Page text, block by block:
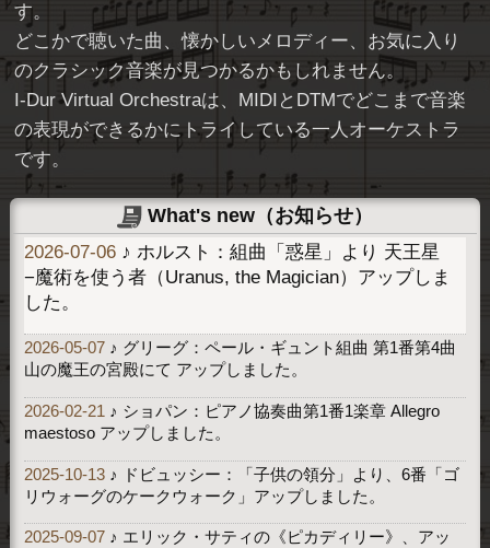
す。
どこかで聴いた曲、懐かしいメロディー、お気に入り
のクラシック音楽が見つかるかもしれません。
I-Dur Virtual Orchestraは、MIDIとDTMでどこまで音楽
の表現ができるかにトライしている一人オーケストラ
です。
What's new（お知らせ）
2026-07-06 ♪ ホルスト：組曲「惑星」より 天王星
−魔術を使う者（Uranus, the Magician）アップしま
した。
2026-05-07 ♪ グリーグ：ペール・ギュント組曲 第1番第4曲
山の魔王の宮殿にて アップしました。
2026-02-21 ♪ ショパン：ピアノ協奏曲第1番1楽章 Allegro
maestoso アップしました。
2025-10-13 ♪ ドビュッシー：「子供の領分」より、6番「ゴ
リウォーグのケークウォーク」アップしました。
2025-09-07 ♪ エリック・サティの《ピカディリー》、アッ